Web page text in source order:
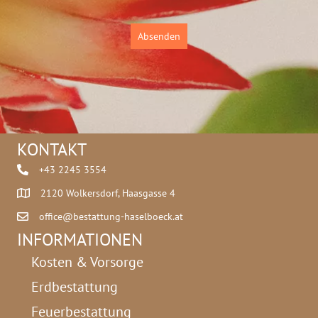
Absenden
KONTAKT
+43 2245 3554
2120 Wolkersdorf, Haasgasse 4
office@bestattung-haselboeck.at
INFORMATIONEN
Kosten & Vorsorge
Erdbestattung
Feuerbestattung